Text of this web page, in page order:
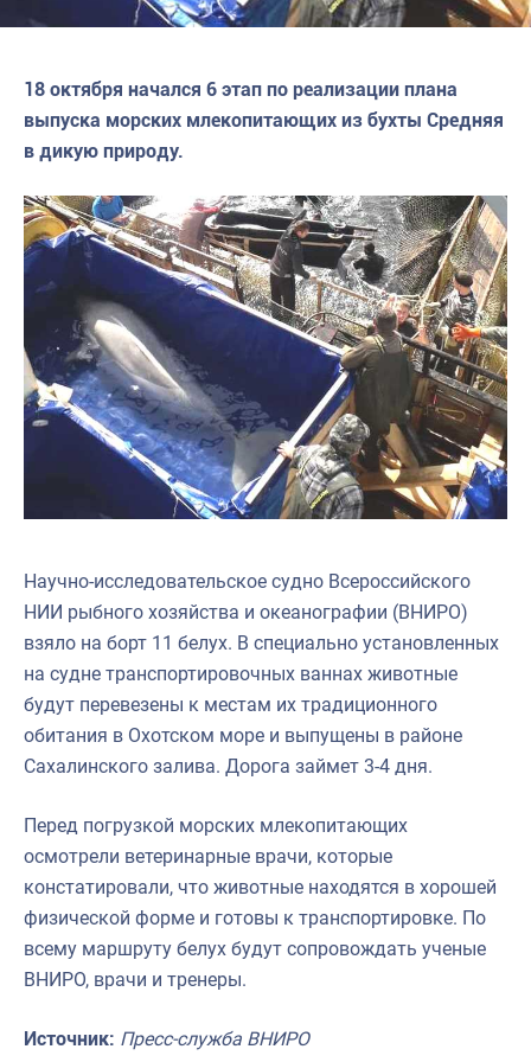
18 октября начался 6 этап по реализации плана
выпуска морских млекопитающих из бухты Средняя
в дикую природу.
Научно-исследовательское судно Всероссийского
НИИ рыбного хозяйства и океанографии (ВНИРО)
взяло на борт 11 белух. В специально установленных
на судне транспортировочных ваннах животные
будут перевезены к местам их традиционного
обитания в Охотском море и выпущены в районе
Сахалинского залива. Дорога займет 3-4 дня.
Перед погрузкой морских млекопитающих
осмотрели ветеринарные врачи, которые
констатировали, что животные находятся в хорошей
физической форме и готовы к транспортировке. По
всему маршруту белух будут сопровождать ученые
ВНИРО, врачи и тренеры.
Источник: Пресс-служба ВНИРО